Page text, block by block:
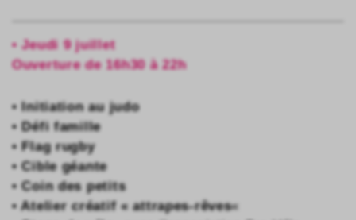
• Jeudi 9 juillet
Ouverture de 16h30 à 22h
• Initiation au judo
• Défi famille
• Flag rugby
• Cible géante
• Coin des petits
• Atelier créatif « attrapes-rêves«